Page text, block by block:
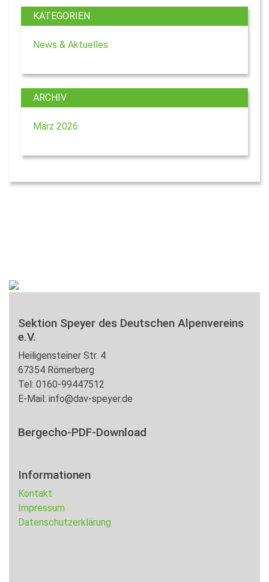
KATEGORIEN
News & Aktuelles
ARCHIV
März 2026
Sektion Speyer des Deutschen Alpenvereins
e.V.
Heiligensteiner Str. 4
67354 Römerberg
Tel: 0160-99447512
E-Mail: info@dav-speyer.de
Bergecho-PDF-Download
Informationen
Kontakt
Impressum
Datenschutzerklärung